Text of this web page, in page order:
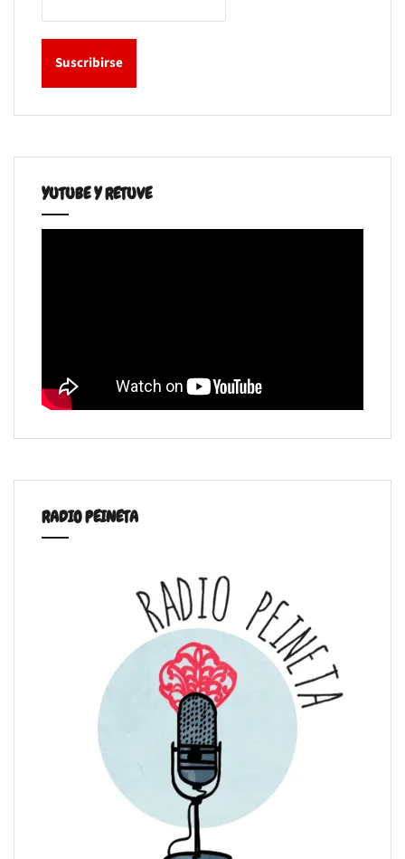
YUTUBE Y RETUVE
RADIO PEINETA